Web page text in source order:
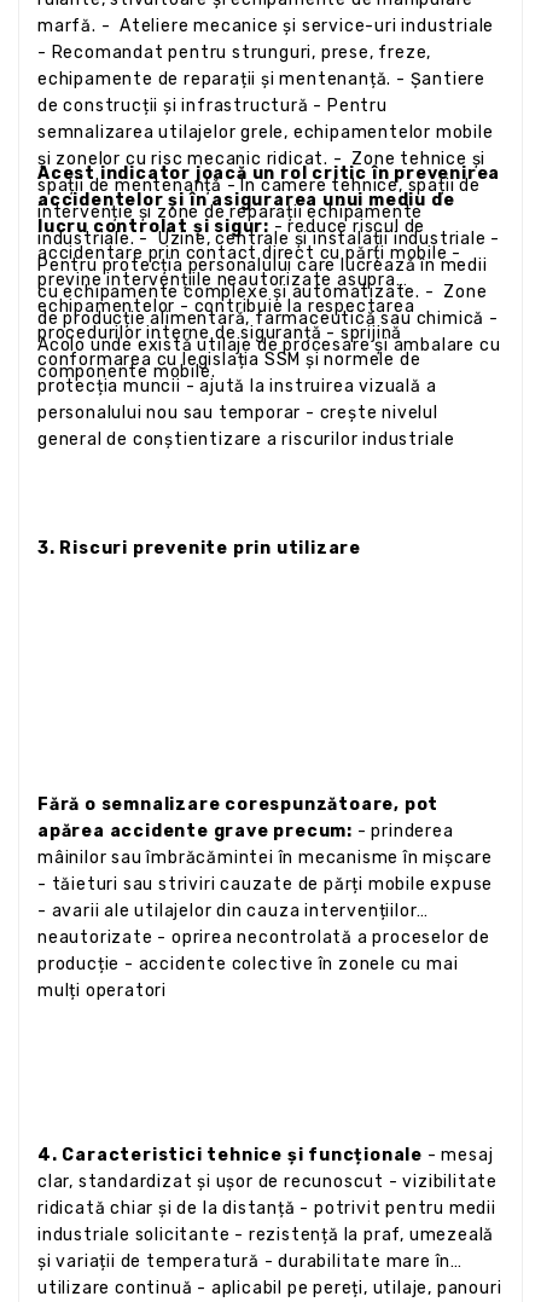
marfă. - Ateliere mecanice și service-uri industriale
- Recomandat pentru strunguri, prese, freze,
echipamente de reparații și mentenanță. - Șantiere
de construcții și infrastructură - Pentru
semnalizarea utilajelor grele, echipamentelor mobile
și zonelor cu risc mecanic ridicat. - Zone tehnice și
spații de mentenanță - În camere tehnice, spații de
intervenție și zone de reparații echipamente
industriale. - Uzine, centrale și instalații industriale -
Pentru protecția personalului care lucrează în medii
cu echipamente complexe și automatizate. - Zone
de producție alimentară, farmaceutică sau chimică -
Acolo unde există utilaje de procesare și ambalare cu
componente mobile.
Acest indicator joacă un rol critic în prevenirea
accidentelor și în asigurarea unui mediu de
lucru controlat și sigur: - reduce riscul de
accidentare prin contact direct cu părți mobile -
previne intervențiile neautorizate asupra
echipamentelor - contribuie la respectarea
procedurilor interne de siguranță - sprijină
conformarea cu legislația SSM și normele de
protecția muncii - ajută la instruirea vizuală a
personalului nou sau temporar - crește nivelul
general de conștientizare a riscurilor industriale
3. Riscuri prevenite prin utilizare
Fără o semnalizare corespunzătoare, pot
apărea accidente grave precum: - prinderea
mâinilor sau îmbrăcămintei în mecanisme în mișcare
- tăieturi sau striviri cauzate de părți mobile expuse
- avarii ale utilajelor din cauza intervențiilor
neautorizate - oprirea necontrolată a proceselor de
producție - accidente colective în zonele cu mai
mulți operatori
4. Caracteristici tehnice și funcționale - mesaj
clar, standardizat și ușor de recunoscut - vizibilitate
ridicată chiar și de la distanță - potrivit pentru medii
industriale solicitante - rezistență la praf, umezeală
și variații de temperatură - durabilitate mare în
utilizare continuă - aplicabil pe pereți, utilaje, panouri